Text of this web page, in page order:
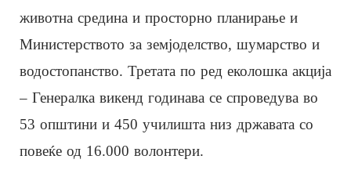
животна средина и просторно планирање и
Министерството за земјоделство, шумарство и
водостопанство. Третата по ред еколошка акција
– Генералка викенд годинава се спроведува во
53 општини и 450 училишта низ државата со
повеќе од 16.000 волонтери.